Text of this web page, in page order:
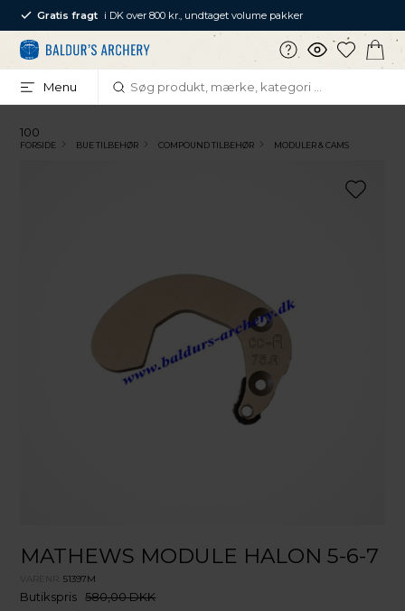
Gratis fragt i DK over 800 kr., undtaget volume pakker
Menu
100
FORSIDE BUE TILBEHØR COMPOUND TILBEHØR MODULER & CAMS
MATHEWS MODULE HALON 5-6-7
VARENR.51397M
Butikspris 580,00 DKK